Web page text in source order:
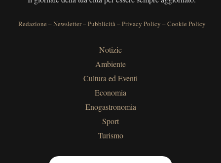
Redazione –Newsletter–Pubblicità–Privacy Policy –Cookie Policy
Notizie
Ambiente
Cultura ed Eventi
Economia
Enogastronomia
Sport
Turismo